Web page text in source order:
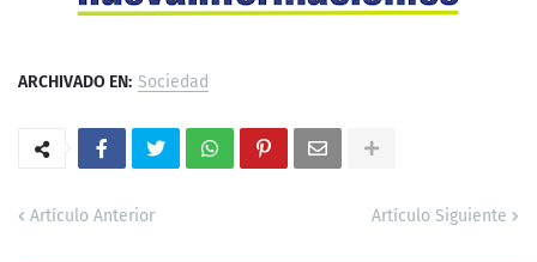
ARCHIVADO EN: Sociedad
Artículo Anterior Artículo Siguiente